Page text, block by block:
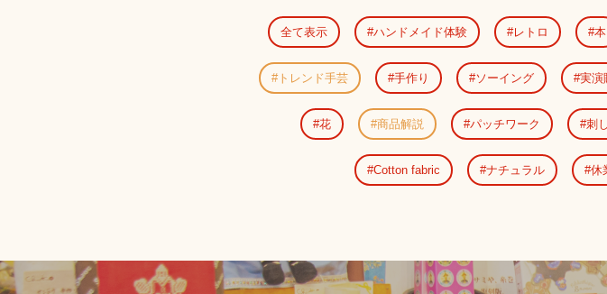
全て表示 ハンドメイド体験 レトロ 本
トレンド手芸 手作り ソーイング 実演
花 商品解説 パッチワーク 刺
Cotton fabric ナチュラル 休